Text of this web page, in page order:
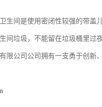
生间是使用密闭性较强的带盖
间垃圾，不能留在垃圾桶里过
限公司公司拥有一支勇于创新